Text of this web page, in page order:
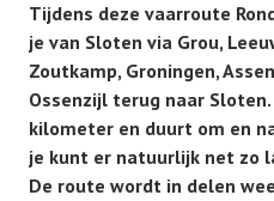
Tijdens deze vaarroute
je van Sloten via Grou,
Zoutkamp, Groningen,
Ossenzijl terug naar
kilometer en duurt om en
je kunt er natuurlijk net zo
De route wordt in delen